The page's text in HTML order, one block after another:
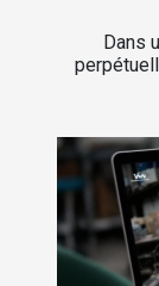
Dans